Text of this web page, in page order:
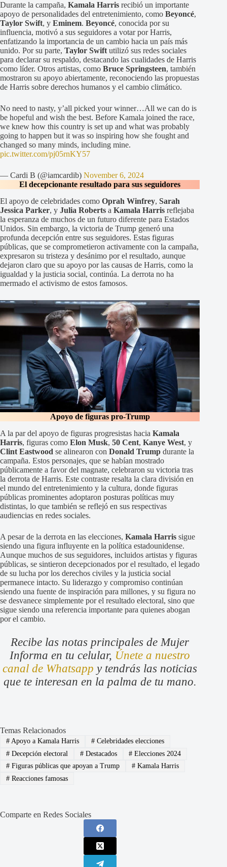
Durante la campaña, Kamala Harris recibió un importante
apoyo de personalidades del entretenimiento, como Beyoncé,
Taylor Swift, y Eminem. Beyoncé, conocida por su
influencia, motivó a sus seguidores a votar por Harris,
enfatizando la importancia de un cambio hacia un país más
unido. Por su parte, Taylor Swift utilizó sus redes sociales
para declarar su respaldo, destacando las cualidades de Harris
como líder. Otros artistas, como Bruce Springsteen, también
mostraron su apoyo abiertamente, reconociendo las propuestas
de Harris sobre derechos humanos y el cambio climático.
No need to nasty, y’all picked your winner…All we can do is
be hopeful and wish the best. Before Kamala joined the race,
we knew how this country is set up and what was probably
going to happen but it was so inspiring how she fought and
changed so many minds, including mine.
pic.twitter.com/pj05rnKY57
— Cardi B (@iamcardib) November 6, 2024
El decepcionante resultado para sus seguidores
El apoyo de celebridades como Oprah Winfrey, Sarah
Jessica Parker, y Julia Roberts a Kamala Harris reflejaba
la esperanza de muchos de un futuro diferente para Estados
Unidos. Sin embargo, la victoria de Trump generó una
profunda decepción entre sus seguidores. Estas figuras
públicas, que se comprometieron activamente con la campaña,
expresaron su tristeza y desánimo por el resultado, aunque
dejaron claro que su apoyo por las causas de Harris, como la
igualdad y la justicia social, continúa. La derrota no ha
mermado el activismo de estos famosos.
Apoyo de figuras pro-Trump
A la par del apoyo de figuras progresistas hacia Kamala
Harris, figuras como Elon Musk, 50 Cent, Kanye West, y
Clint Eastwood se alinearon con Donald Trump durante la
campaña. Estos personajes, que se habían mostrado
públicamente a favor del magnate, celebraron su victoria tras
la derrota de Harris. Este contraste resalta la clara división en
el mundo del entretenimiento y la cultura, donde figuras
públicas prominentes adoptaron posturas políticas muy
distintas, lo que también se reflejó en sus respectivas
audiencias en redes sociales.
A pesar de la derrota en las elecciones, Kamala Harris sigue
siendo una figura influyente en la política estadounidense.
Aunque muchos de sus seguidores, incluidos artistas y figuras
públicas, se sintieron decepcionados por el resultado, el legado
de su lucha por los derechos civiles y la justicia social
permanece intacto. Su liderazgo y compromiso continúan
siendo una fuente de inspiración para millones, y su figura no
se desvanece simplemente por el resultado electoral, sino que
sigue siendo una referencia importante para quienes abogan
por el cambio.
Recibe las notas principales de Mujer
Informa en tu celular, Únete a nuestro
canal de Whatsapp y tendrás las noticias
que te interesan en la palma de tu mano.
Temas Relacionados
#Apoyo a Kamala Harris #Celebridades elecciones
#Decepción electoral #Destacados # Elecciones 2024
#Figuras públicas que apoyan a Trump #Kamala Harris
#Reacciones famosas
Comparte en Redes Sociales